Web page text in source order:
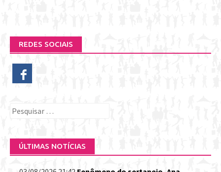
REDES SOCIAIS
Pesquisar
ÚLTIMAS NOTÍCIAS